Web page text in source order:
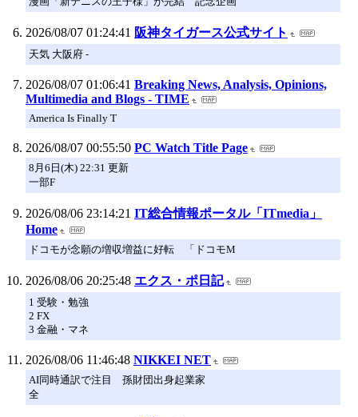
2026/08/07 01:24:41 阪神タイガース公式サイト
天気 大阪府 -
2026/08/07 01:06:41 Breaking News, Analysis, Opinions,
Multimedia and Blogs - TIME
America Is Finally T
2026/08/07 00:55:50 PC Watch Title Page
8月6日(木) 22:31 更新
一部F
2026/08/06 23:14:21 IT総合情報ポータル「ITmedia」
Home
ドコモが念願の増収増益に好転 「ドコモM
2026/08/06 20:25:48 エクス・ポ日記
1 受験・勉強
2 FX
3 金融・マネ
2026/08/06 11:46:48 NIKKEI NET
AI同時通訳で注目 孫財団出身起業家
全